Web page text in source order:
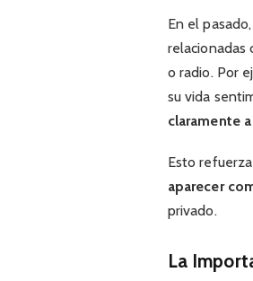
En el
relacionadas
o radio. Por
su vida
claramente
Esto
aparecer
privado.
La